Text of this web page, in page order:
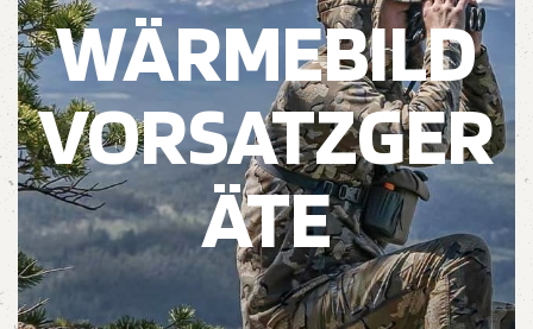
WÄRMEBILD
VORSATZGER
ÄTE